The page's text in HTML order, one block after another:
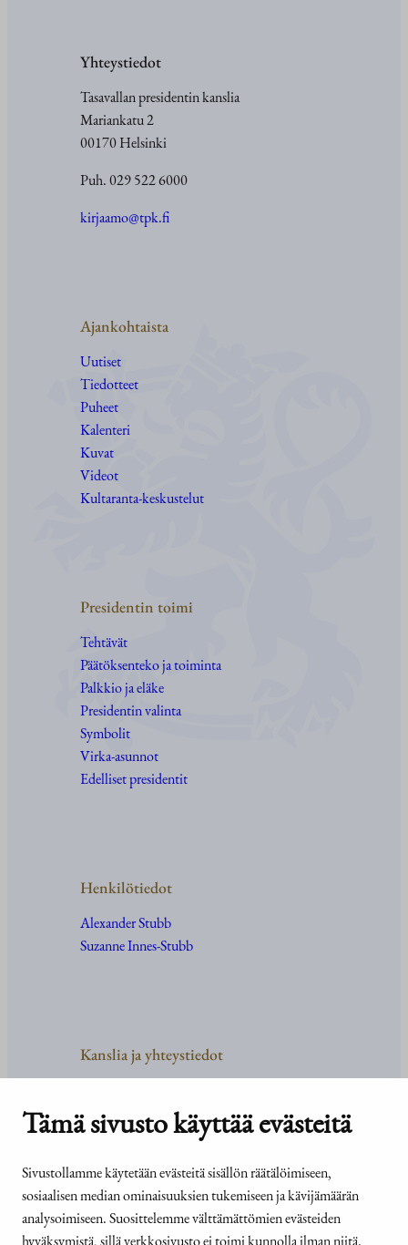
Tämä sivusto käyttää evästeitä
Sivustollamme käytetään evästeitä sisällön räätälöimiseen,
sosiaalisen median ominaisuuksien tukemiseen ja kävijämäärän
analysoimiseen. Suosittelemme välttämättömien evästeiden
hyväksymistä, sillä verkkosivusto ei toimi kunnolla ilman niitä.
Yhteystiedot
Tasavallan presidentin kanslia
Mariankatu 2
00170 Helsinki
Puh. 029 522 6000
kirjaamo@tpk.fi
Ajankohtaista
Uutiset
Tiedotteet
Puheet
Kalenteri
Kuvat
Videot
Kultaranta-keskustelut
Presidentin toimi
Tehtävät
Päätöksenteko ja toiminta
Palkkio ja eläke
Presidentin valinta
Symbolit
Virka-asunnot
Edelliset presidentit
Henkilötiedot
Alexander Stubb
Suzanne Innes-Stubb
Kanslia ja yhteystiedot
Tehtävät ja organisaatio
Medialle